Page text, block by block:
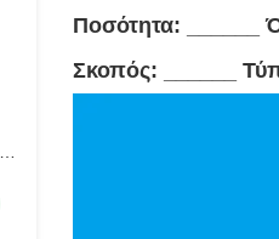
Ποσότητα: ______
Σκοπός: ______